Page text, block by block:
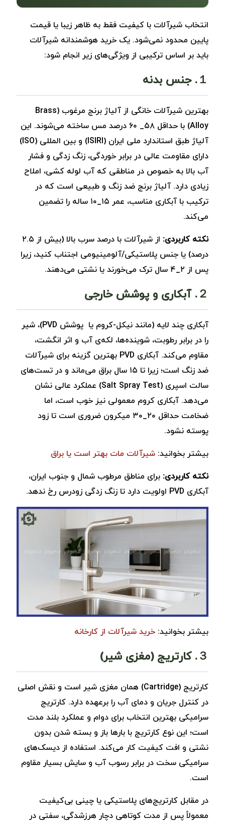
انتخاب شیرآلات با کیفیت فقط به ظاهر زیبا یا قیمت
پایین محدود نمی‌شود. یک خرید هوشمندانه شیرآلات
باید بر اساس ترکیبی از ویژگی‌های زیر انجام شود:
１. جنس بدنه
بهترین شیرآلات خانگی از آلیاژ برنج مرغوب (Brass
Alloy) با حداقل ۵۸_ ۶۰ درصد مس ساخته می‌شوند. این
آلیاژ طبق استاندارد ملی ایران (ISIRI) و بین‌ المللی (ISO)
دارای مقاومت عالی در برابر خوردگی، زنگ‌ زدگی و فشار
آب بالا به خصوص در مناطقی که آب لوله کشی، املاح
زیادی دارد. آلیاژ برنج ضد زنگ و طبیعی است که در
ترکیب با آبکاری مناسب، عمر ۱۵_۱۰ ساله را تضمین
می‌کند.
نکته کاربردی:
از شیرآلات با درصد سرب بالا (بیش از ۲.۵
درصد) یا جنس پلاستیکی/آلومینیومی اجتناب کنید، زیرا
پس از ۲_۴ سال ترک می‌خورند یا نشتی می‌دهند.
２. آبکاری و پوشش خارجی
آبکاری چند لایه (مانند نیکل-کروم یا پوشش PVD)، شیر
را در برابر رطوبت، شوینده‌ها، لکه‌ی آب و اثر انگشت،
مقاوم می‌کند. آبکاری PVD بهترین گزینه برای شیرآلات
ضد زنگ است؛ زیرا تا ۱۵ سال براق می‌ماند و در تست‌های
سالت اسپری (Salt Spray Test) عملکرد عالی نشان
می‌دهد. آبکاری کروم معمولی نیز خوب است، اما
ضخامت حداقل ۲۰_۳۰ میکرون ضروری است تا زود
پوسته نشود.
بیشتر بخوانید: شیرآلات مات بهتر است یا براق
نکته کاربردی: برای مناطق مرطوب شمال و جنوب ایران،
آبکاری PVD اولویت دارد تا زنگ‌ زدگی زودرس رخ ندهد.
بیشتر بخوانید: خرید شیرآلات از کارخانه
３. کارتریج (مغزی شیر)
کارتریج (Cartridge) همان مغزی شیر است و نقش اصلی
در کنترل جریان و دمای آب را برعهده دارد. کارتریج
سرامیکی بهترین انتخاب برای دوام و عملکرد بلند مدت
است؛ این نوع کارتریج با بارها باز و بسته شدن بدون
نشتی و افت کیفیت کار می‌کند. استفاده از دیسک‌های
سرامیکی سخت در برابر رسوب آب و سایش بسیار مقاوم
است.
در مقابل کارتریج‌های پلاستیکی یا چینی بی‌کیفیت
معمولاً پس از مدت کوتاهی دچار هرزشدگی، سفتی در